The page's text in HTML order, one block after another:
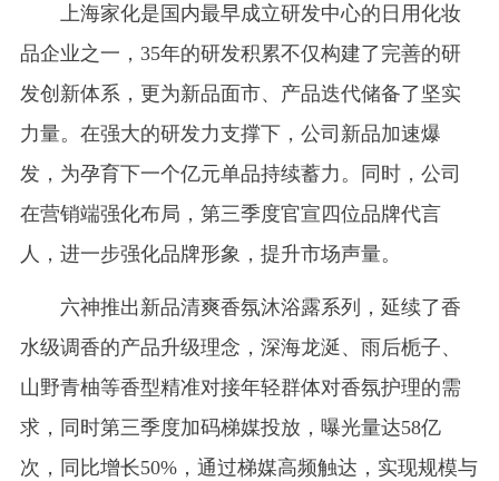
上海家化是国内最早成立研发中心的日用化妆
品企业之一，35年的研发积累不仅构建了完善的研
发创新体系，更为新品面市、产品迭代储备了坚实
力量。在强大的研发力支撑下，公司新品加速爆
发，为孕育下一个亿元单品持续蓄力。同时，公司
在营销端强化布局，第三季度官宣四位品牌代言
人，进一步强化品牌形象，提升市场声量。
六神推出新品清爽香氛沐浴露系列，延续了香
水级调香的产品升级理念，深海龙涎、雨后栀子、
山野青柚等香型精准对接年轻群体对香氛护理的需
求，同时第三季度加码梯媒投放，曝光量达58亿
次，同比增长50%，通过梯媒高频触达，实现规模与